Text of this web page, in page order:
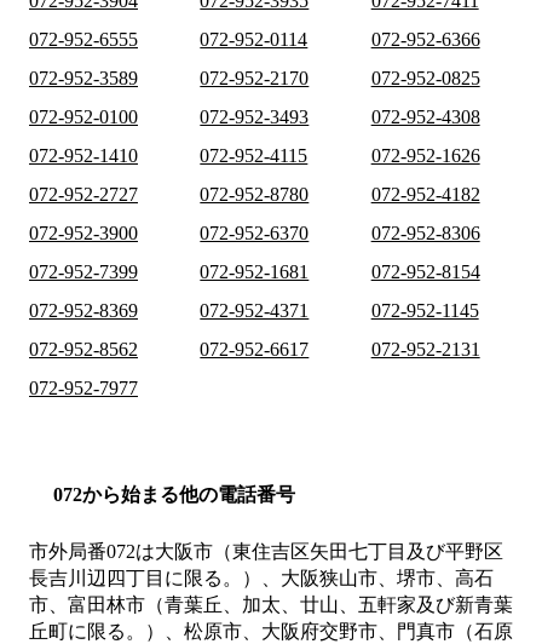
072-952-6555
072-952-0114
072-952-6366
072-952-3589
072-952-2170
072-952-0825
072-952-0100
072-952-3493
072-952-4308
072-952-1410
072-952-4115
072-952-1626
072-952-2727
072-952-8780
072-952-4182
072-952-3900
072-952-6370
072-952-8306
072-952-7399
072-952-1681
072-952-8154
072-952-8369
072-952-4371
072-952-1145
072-952-8562
072-952-6617
072-952-2131
072-952-7977
072から始まる他の電話番号
市外局番072は大阪市（東住吉区矢田七丁目及び平野区
長吉川辺四丁目に限る。）、大阪狭山市、堺市、高石
市、富田林市（青葉丘、加太、廿山、五軒家及び新青葉
丘町に限る。）、松原市、大阪府交野市、門真市（石原